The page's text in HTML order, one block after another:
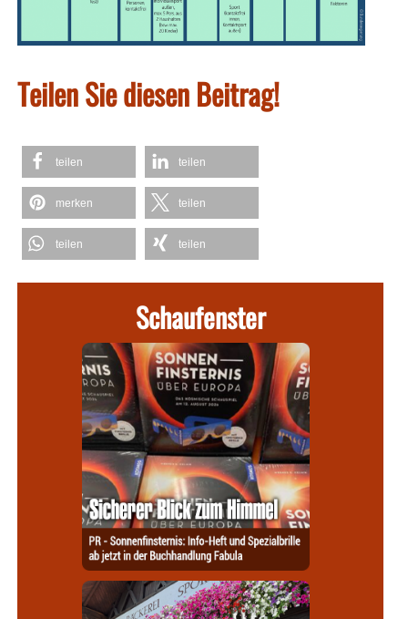
Teilen Sie diesen Beitrag!
teilen teilen
merken teilen
teilen teilen
Schaufenster